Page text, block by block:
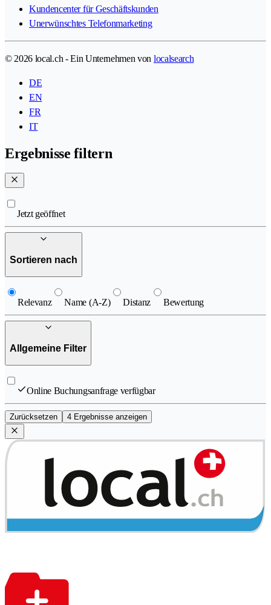
Kundencenter für Geschäftskunden
Unerwünschtes Telefonmarketing
© 2026 local.ch - Ein Unternehmen von localsearch
DE
EN
FR
IT
Ergebnisse filtern
Jetzt geöffnet
Sortieren nach
Relevanz Name (A-Z) Distanz Bewertung
Allgemeine Filter
Online Buchungsanfrage verfügbar
Zurücksetzen 4 Ergebnisse anzeigen